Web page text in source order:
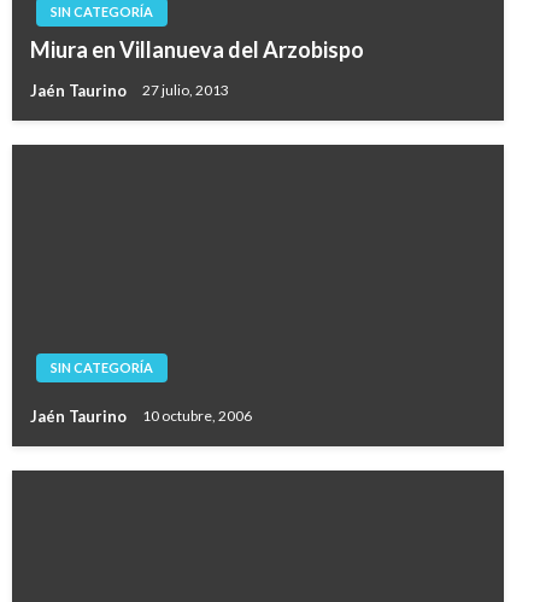
SIN CATEGORÍA
Miura en Villanueva del Arzobispo
Jaén Taurino 27 julio, 2013
SIN CATEGORÍA
Jaén Taurino 10 octubre, 2006